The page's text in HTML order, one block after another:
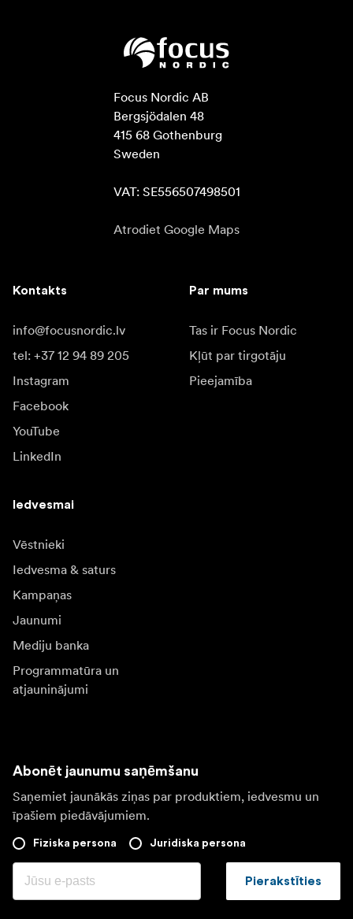
Focus Nordic AB
Bergsjödalen 48
415 68 Gothenburg
Sweden
VAT: SE556507498501
Atrodiet Google Maps
Kontakts
info@focusnordic.lv
tel: +37 12 94 89 205
Instagram
Facebook
YouTube
LinkedIn
Par mums
Tas ir Focus Nordic
Kļūt par tirgotāju
Pieejamība
Iedvesmai
Vēstnieki
Iedvesma & saturs
Kampaņas
Jaunumi
Mediju banka
Programmatūra un
atjauninājumi
Abonēt jaunumu saņēmšanu
Saņemiet jaunākās ziņas par produktiem, iedvesmu un
īpašiem piedāvājumiem.
Fiziska persona Juridiska persona
Pierakstīties